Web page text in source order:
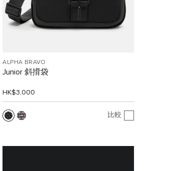
ALPHA BRAVO
Junior 斜揹袋
HK$3,000
比較